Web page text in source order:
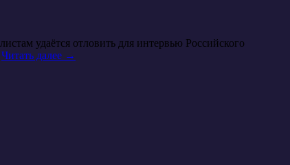
удаётся отловить для интервью Российского
Читать далее →